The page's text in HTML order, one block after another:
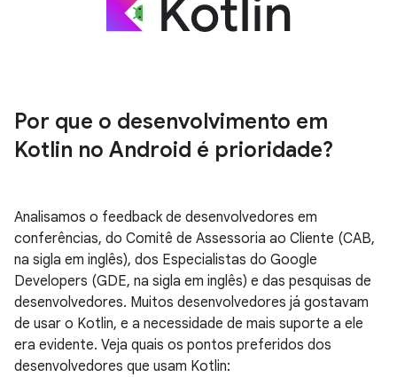
Por que o desenvolvimento em
Kotlin no Android é prioridade?
Analisamos o feedback de desenvolvedores em
conferências, do Comitê de Assessoria ao Cliente (CAB,
na sigla em inglês), dos Especialistas do Google
Developers (GDE, na sigla em inglês) e das pesquisas de
desenvolvedores. Muitos desenvolvedores já gostavam
de usar o Kotlin, e a necessidade de mais suporte a ele
era evidente. Veja quais os pontos preferidos dos
desenvolvedores que usam Kotlin: